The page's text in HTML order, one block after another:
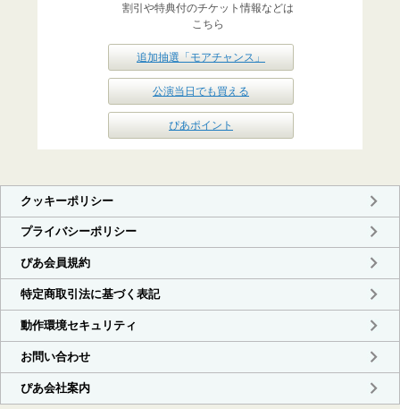
割引や特典付のチケット情報などは
こちら
追加抽選「モアチャンス」
公演当日でも買える
ぴあポイント